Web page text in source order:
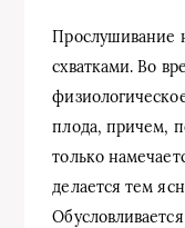
Прослушивание
схватками. Во
плода, причем,
только
делается тем